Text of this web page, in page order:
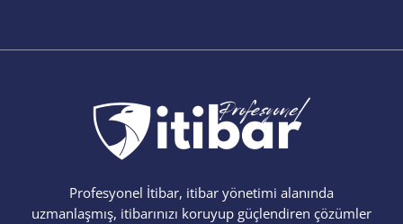
Profesyonel İtibar, itibar yönetimi alanında
uzmanlaşmış, itibarınızı koruyup güçlendiren çözümler